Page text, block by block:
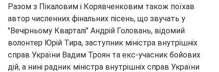
Разом з Пікаловим і Корявченковим також поїхав
автор численних фінальних пісень, що звучать у
"Вечірньому Кварталі" Андрій Головань, відомий
волонтер Юрій Тира, заступник міністра внутрішніх
справ України Вадим Троян та екс-учасник бойових
дій, а нині радник міністра внутрішніх справ України